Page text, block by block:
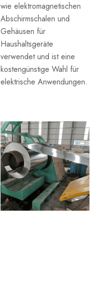
wie elektromagnetischen
Abschirmschalen und
Gehäusen für
Haushaltsgeräte
verwendet und ist eine
kostengünstige Wahl für
elektrische Anwendungen.